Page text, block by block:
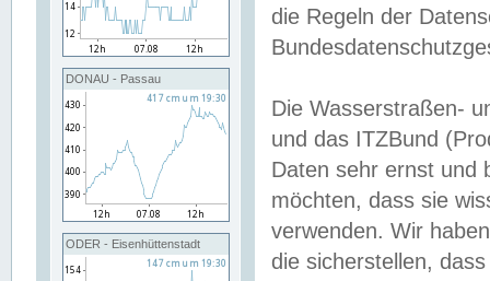
DONAU - Passau
ODER - Eisenhüttenstadt
die Regeln der
Die Wasserstraßen-
und das ITZBund
Daten sehr ernst und
möchten, dass sie
verwenden. Wir
die sicherstellen,